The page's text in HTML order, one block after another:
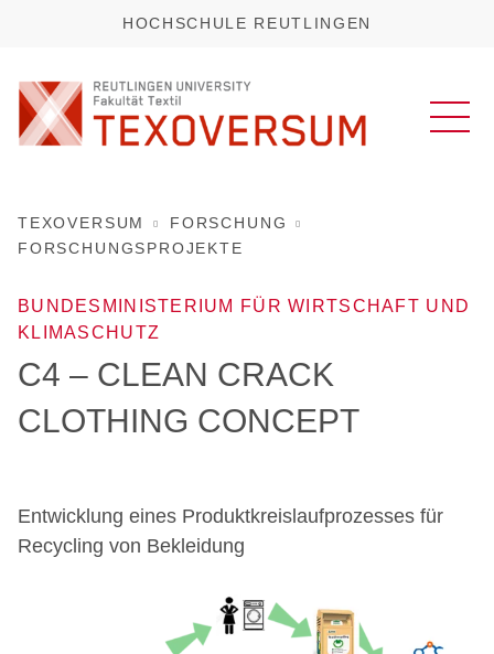
HOCHSCHULE REUTLINGEN
TEXOVERSUM
FORSCHUNG
FORSCHUNGSPROJEKTE
C4 – CLEAN CRACK
CLOTHING CONCEPT
BUNDESMINISTERIUM FÜR WIRTSCHAFT UND
KLIMASCHUTZ
Entwicklung eines Produktkreislaufprozesses für
Recycling von Bekleidung